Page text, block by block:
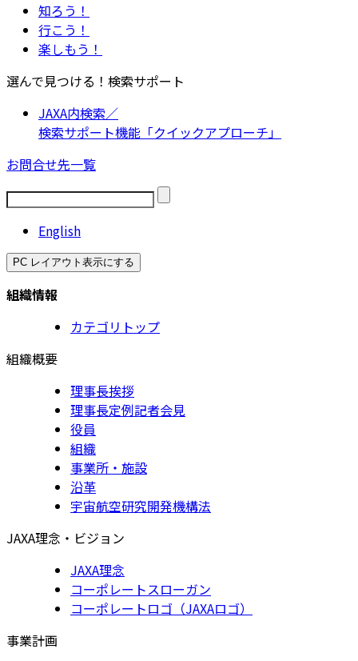
知ろう！
行こう！
楽しもう！
選んで見つける！検索サポート
JAXA内検索／
検索サポート機能「クイックアプローチ」
お問合せ先一覧
English
PC レイアウト表示にする
組織情報
カテゴリトップ
組織概要
理事長挨拶
理事長定例記者会見
役員
組織
事業所・施設
沿革
宇宙航空研究開発機構法
JAXA理念・ビジョン
JAXA理念
コーポレートスローガン
コーポレートロゴ（JAXAロゴ）
事業計画